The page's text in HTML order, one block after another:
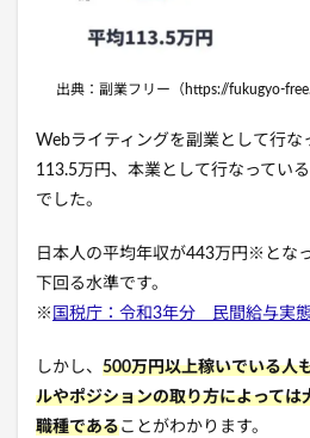
出典：副業フリー（https://fukugyo-
Webライティングを副業として行な
113.5万円、本業として行なってい
でした。
日本人の平均年収が443万円※とな
下回る水準です。
※ 国税庁：令和3年分 民間給与実
しかし、 500万円以上稼いでいる人
ルやポジションの取り方によっては
職種であることがわかります。